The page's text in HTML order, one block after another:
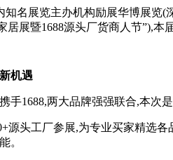
知名展览主办机构励展华博展
居展暨1688源头厂货商人节”),
机遇
手1688,两大品牌强强联合,本次
源头工厂参展,为专业买家精选
。